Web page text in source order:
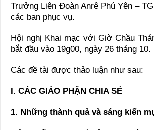
Trưởng Liên Đoàn Anrê Phú Yên –
các ban phục vụ.
Hội nghị Khai mạc với Giờ Chầu
bắt đầu vào 19g00, ngày 26 tháng 10.
Các đề tài được thảo luận như sau:
I. CÁC GIÁO PHẬN CHIA SẺ
1. Những thành quả và sáng kiến